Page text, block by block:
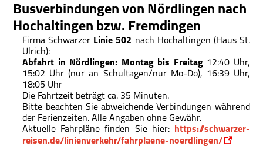
Busverbindungen von Nördlingen nach
Hochaltingen bzw. Fremdingen
Firma Schwarzer Linie 502 nach Hochaltingen (Haus St.
Ulrich):
Abfahrt in Nördlingen: Montag bis Freitag 12:40 Uhr,
15:02 Uhr (nur an Schultagen/nur Mo-Do), 16:39 Uhr,
18:05 Uhr
Die Fahrtzeit beträgt ca. 35 Minuten.
Bitte beachten Sie abweichende Verbindungen während
der Ferienzeiten. Alle Angaben ohne Gewähr.
Aktuelle Fahrpläne finden Sie hier: https://schwarzer-
reisen.de/linienverkehr/fahrplaene-noerdlingen/